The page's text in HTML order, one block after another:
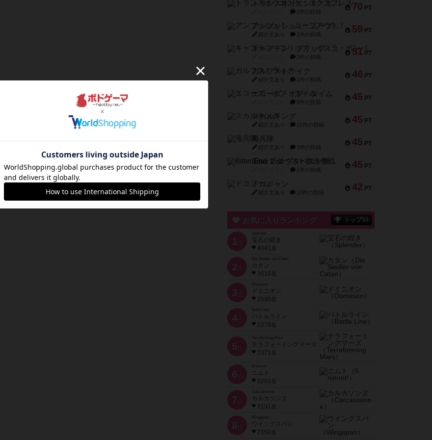
70 PT
トランスオリエント・エクスプレス
1件の投稿
59 PT
アンブッシュ！：ムーブアウト！
紹介文あり 1件の投稿
51 PT
キャプテン・フリップ：イスラ・ボンバ
2件の投稿
46 PT
ガルフストライク
紹介文あり 1件の投稿
45 PT
エコーズ・オブ・タイム
8件の投稿
45 PT
スカルキング
紹介文あり 12件の投稿
45 PT
海兵隊
紹介文あり 1件の投稿
45 PT
Bitter End ブタペスト救出作戦
1件の投稿
42 PT
ドコジャン
紹介文あり 10件の投稿
お気に入りランキング トップ50
1 位
宝石の煌き
4041名
2 位
Die Siedler von Catan
カタン
3616名
3 位
ドミニオン
2530名
4位
Battle Line
バトルライン
2378名
5 位
Terraforming Mars
テラフォーミングマーズ
2371名
6 位
ニムト
2202名
7 位
Carcassonne
カルカソンヌ
2191名
8 位
Wingspan
ウイングスパン
2150名